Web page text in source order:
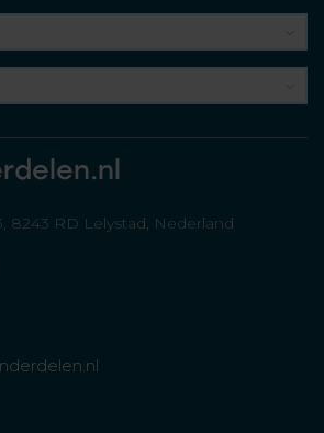
8243 RD Lelystad, Nederland